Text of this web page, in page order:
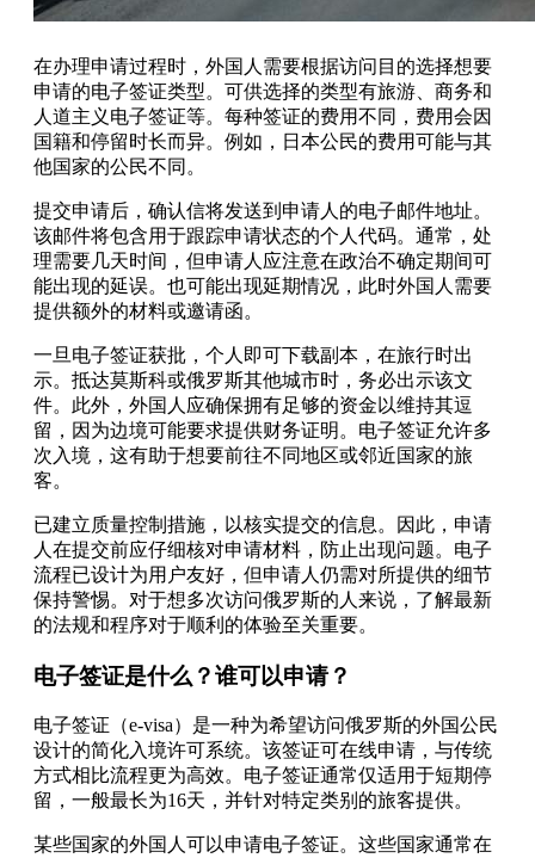
在办理申请过程时，外国人需要根据访问目的选择想要
申请的电子签证类型。可供选择的类型有旅游、商务和
人道主义电子签证等。每种签证的费用不同，费用会因
国籍和停留时长而异。例如，日本公民的费用可能与其
他国家的公民不同。
提交申请后，确认信将发送到申请人的电子邮件地址。
该邮件将包含用于跟踪申请状态的个人代码。通常，处
理需要几天时间，但申请人应注意在政治不确定期间可
能出现的延误。也可能出现延期情况，此时外国人需要
提供额外的材料或邀请函。
一旦电子签证获批，个人即可下载副本，在旅行时出
示。抵达莫斯科或俄罗斯其他城市时，务必出示该文
件。此外，外国人应确保拥有足够的资金以维持其逗
留，因为边境可能要求提供财务证明。电子签证允许多
次入境，这有助于想要前往不同地区或邻近国家的旅
客。
已建立质量控制措施，以核实提交的信息。因此，申请
人在提交前应仔细核对申请材料，防止出现问题。电子
流程已设计为用户友好，但申请人仍需对所提供的细节
保持警惕。对于想多次访问俄罗斯的人来说，了解最新
的法规和程序对于顺利的体验至关重要。
电子签证是什么？谁可以申请？
电子签证（e-visa）是一种为希望访问俄罗斯的外国公民
设计的简化入境许可系统。该签证可在线申请，与传统
方式相比流程更为高效。电子签证通常仅适用于短期停
留，一般最长为16天，并针对特定类别的旅客提供。
某些国家的外国人可以申请电子签证。这些国家通常在